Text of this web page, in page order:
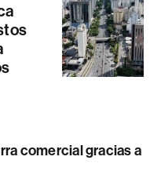
comercial gracias a